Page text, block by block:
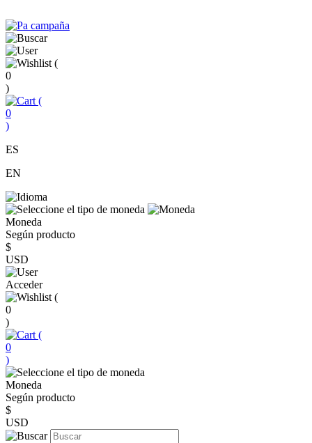
(
0
)
(
0
)
ES
EN
Moneda
Según producto
$
USD
Acceder
(
0
)
(
0
)
Moneda
Según producto
$
USD